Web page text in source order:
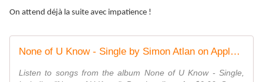
On attend déjà la suite avec impatience !
None of U Know - Single by Simon Atlan on Apple Music
Listen to songs from the album None of U Know - Single,